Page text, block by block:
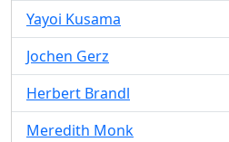
Yayoi Kusama
Jochen Gerz
Herbert Brandl
Meredith Monk